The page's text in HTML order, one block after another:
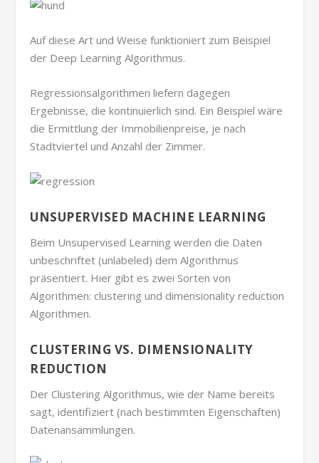
Auf diese Art und Weise funktioniert zum Beispiel
der Deep Learning Algorithmus.
Regressionsalgorithmen liefern dagegen
Ergebnisse, die kontinuierlich sind. Ein Beispiel wäre
die Ermittlung der Immobilienpreise, je nach
Stadtviertel und Anzahl der Zimmer.
UNSUPERVISED MACHINE LEARNING
Beim Unsupervised Learning werden die Daten
unbeschriftet (unlabeled) dem Algorithmus
präsentiert. Hier gibt es zwei Sorten von
Algorithmen: clustering und dimensionality reduction
Algorithmen.
CLUSTERING VS. DIMENSIONALITY
REDUCTION
Der Clustering Algorithmus, wie der Name bereits
sagt, identifiziert (nach bestimmten Eigenschaften)
Datenansammlungen.